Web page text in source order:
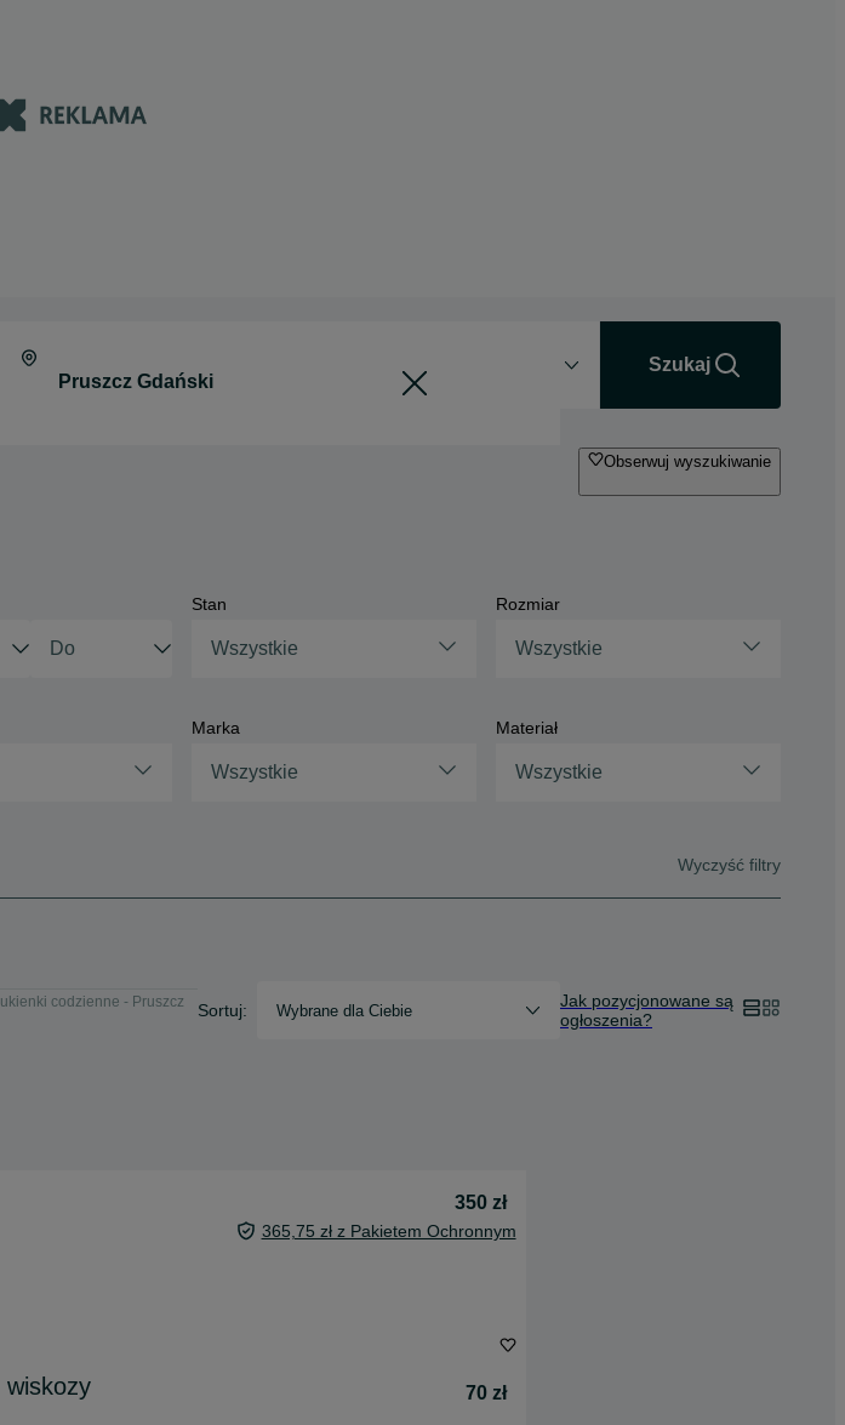
Szukaj
Obserwuj wyszukiwanie
Stan
Wszystkie
Rozmiar
Wszystkie
Marka
Wszystkie
Materiał
Wszystkie
Wyczyść filtry
codzienne - Pruszcz
Sortuj: Wybrane dla Ciebie
Jak pozycjonowane są
ogłoszenia?
350 zł
365,75 zł z Pakietem Ochronnym
wiskozy
70 zł